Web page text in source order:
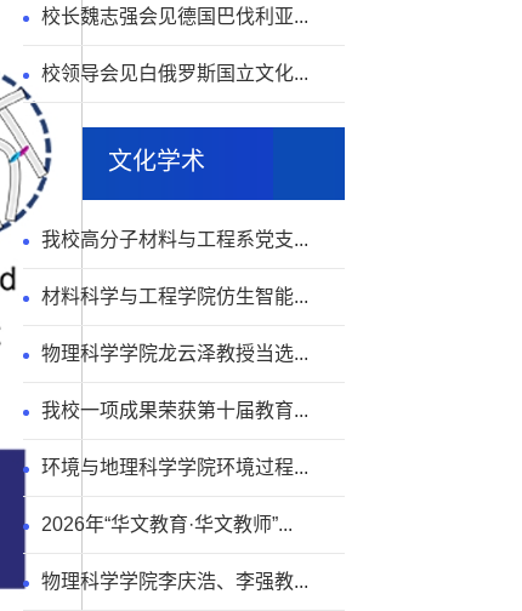
校长魏志强会见德国巴伐利亚...
校领导会见白俄罗斯国立文化...
文化学术
我校高分子材料与工程系党支...
材料科学与工程学院仿生智能...
物理科学学院龙云泽教授当选...
我校一项成果荣获第十届教育...
环境与地理科学学院环境过程...
2026年“华文教育·华文教师”...
物理科学学院李庆浩、李强教...